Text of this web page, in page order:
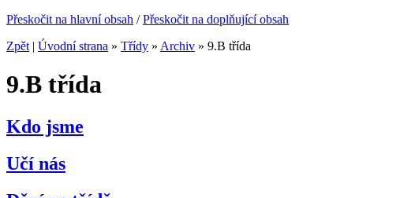
Přeskočit na hlavní obsah /Přeskočit na doplňující obsah
Zpět | Úvodní strana » Třídy » Archiv » 9.B třída
9.B třída
Kdo jsme
Učí nás